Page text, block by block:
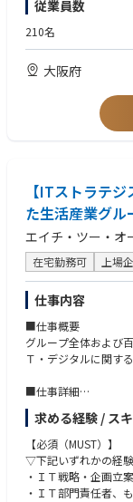
・関西圏で高いブラ
で働けます。
・グループ企業全体
・ISMS（ISO27001
・小売業における業務
・セキュリティ関連
支援士、システム監
従業員数
210名
大阪府
【ITストラテ
た生活産業グル
エイチ・ツー・オ
在宅勤務可 上場
仕事内容
■仕事概要
グループ全体および
Ｔ・デジタルに関す
■仕事詳細
・グループ経営戦略
略、中期計画、投資
・計画推進のための
（チーム）のアサイン
・各種ＩＴ関連ツー
捗管理
求める経験 / ス
【必須（MUST）】
▽下記いずれかの経
・ＩＴ戦略・企画立
・ＩＴ部門責任者、